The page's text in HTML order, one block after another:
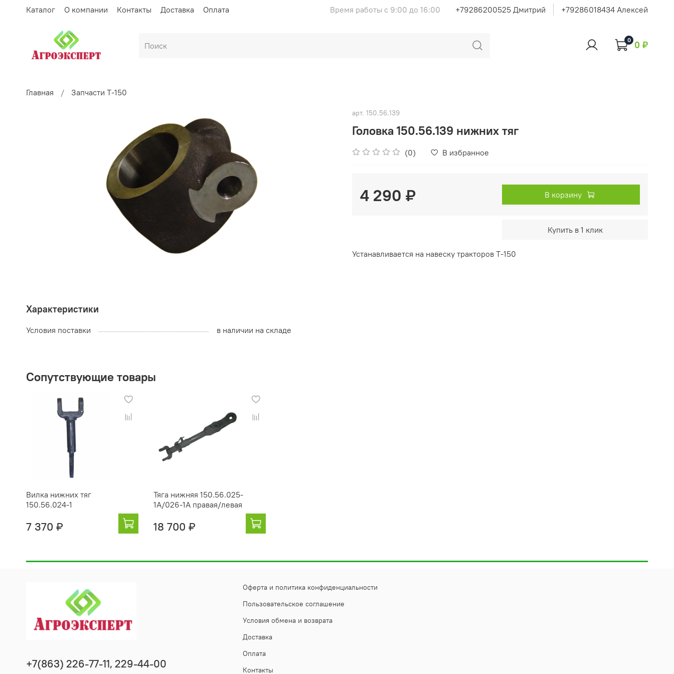
Каталог О компании Контакты Доставка Оплата Время работы с 9:00 до 16:00 +79286200525 Дмитрий +79286018434 Алексей
0 0 ₽
Главная Запчасти Т-150
арт. 150.56.139
Головка 150.56.139 нижних тяг
(0) В избранное
4 290 ₽ В корзину
Купить в 1 клик
Устанавливается на навеску тракторов Т-150
Характеристики
Условия поставки в наличии на складе
Сопутствующие товары
Вилка нижних тяг
150.56.024-1
7 370 ₽
Тяга нижняя 150.56.025-
1А/026-1А правая/левая
18 700 ₽
Оферта и политика конфиденциальности
Пользовательское соглашение
Условия обмена и возврата
Доставка
Оплата
Контакты
+7(863) 226-77-11, 229-44-00